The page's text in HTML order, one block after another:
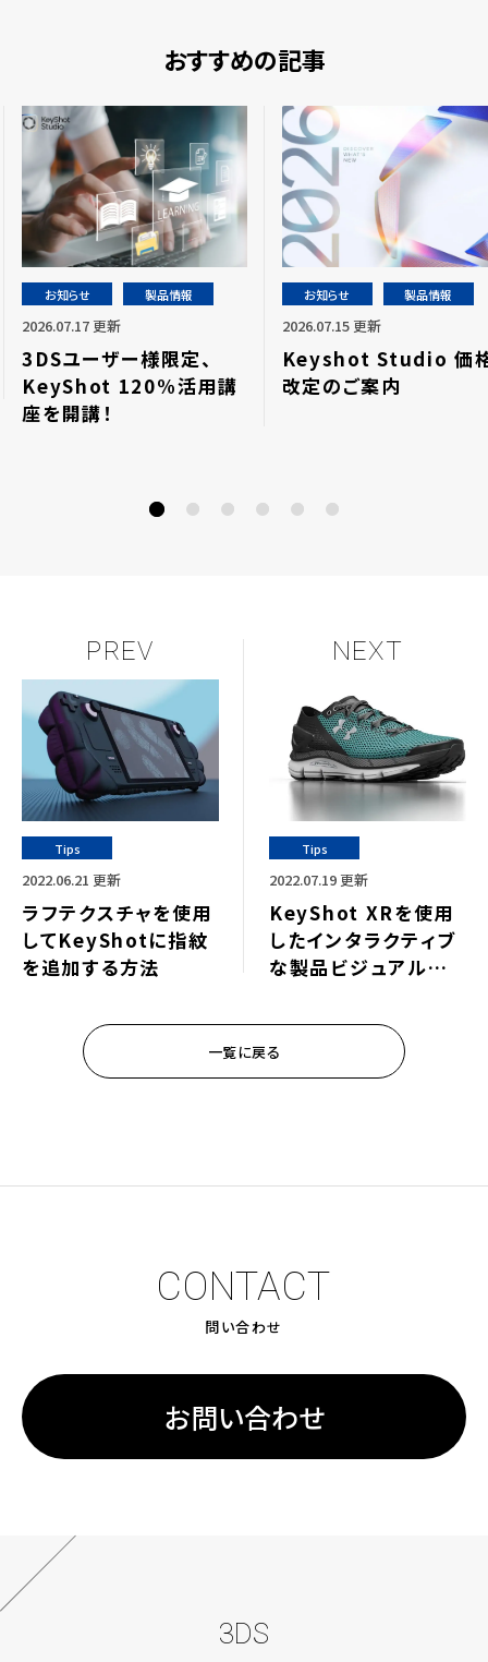
おすすめの記事
お知らせ 製品情報
2026.07.17 更新
3DSユーザー様限定、
KeyShot 120%活用講
座を開講！
お知らせ 製品情報
2026.07.15 更新
Keyshot Studio 価
改定のご案内
PREV
Tips
2022.06.21 更新
ラフテクスチャを使用
してKeyShotに指紋
を追加する方法
NEXT
Tips
2022.07.19 更新
KeyShot XRを使用
したインタラクティブ
な製品ビジュアルを
一覧に戻る
CONTACT
問い合わせ
お問い合わせ
3DS